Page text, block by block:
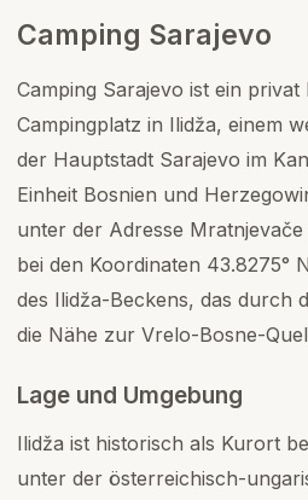
Camping Sarajevo
Camping Sarajevo ist ein
Campingplatz in Ilidža, einem
der Hauptstadt Sarajevo im
Einheit Bosnien und
unter der Adresse
bei den Koordinaten 43.8275°
des Ilidža-Beckens, das durch
die Nähe zur Vrelo-Bosne-
Lage und Umgebung
Ilidža ist historisch als Kurort
unter der österreichisch-